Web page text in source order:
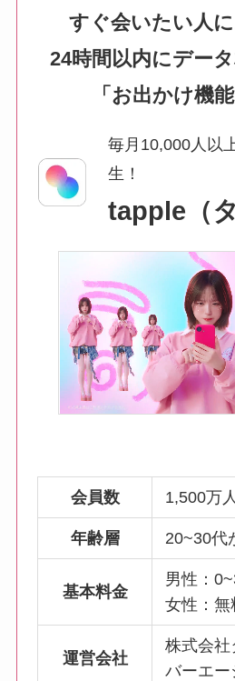
すぐ会いたい人
24時間以内にデー
「お出かけ機
毎月10,000人以
生！
tapple（
会員数 1,500万人
年齢層 20~30代
基本料金
男性：
女性：無
運営会社
株式会社
バーエー